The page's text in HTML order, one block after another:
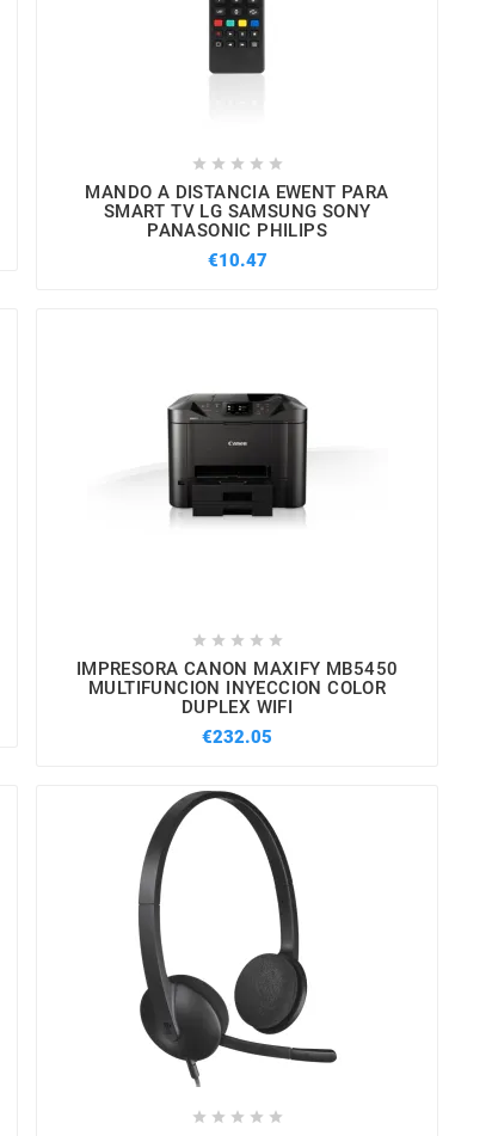
    
MANDO A DISTANCIA EWENT PARA
SMART TV LG SAMSUNG SONY
PANASONIC PHILIPS
€10.47
    
IMPRESORA CANON MAXIFY MB5450
MULTIFUNCION INYECCION COLOR
DUPLEX WIFI
€232.05
    